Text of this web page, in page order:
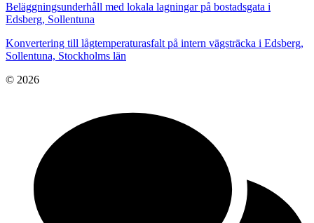
Beläggningsunderhåll med lokala lagningar på bostadsgata i
Edsberg, Sollentuna
Konvertering till lågtemperaturasfalt på intern vägsträcka i Edsberg,
Sollentuna, Stockholms län
© 2026